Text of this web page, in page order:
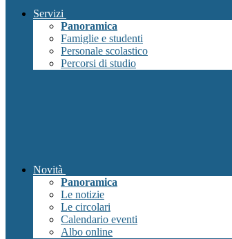
Servizi
Panoramica
Famiglie e studenti
Personale scolastico
Percorsi di studio
Novità
Panoramica
Le notizie
Le circolari
Calendario eventi
Albo online